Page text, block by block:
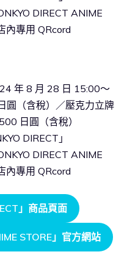
DIRECT ANIME
內專用 QRcord
年 8 月 28 日 15:00～
圓（含稅）／壓克力立牌
日圓（含稅）
DIRECT」
DIRECT ANIME
內專用 QRcord
」商品頁面
STORE」官方網站